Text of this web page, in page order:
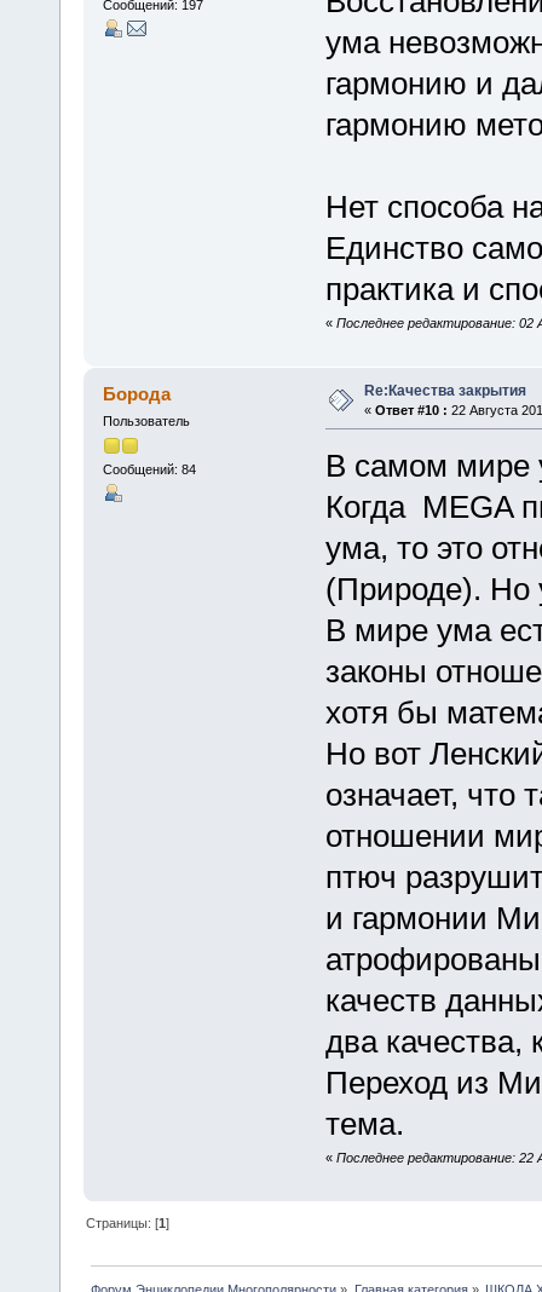
Сообщений: 197
ума
гармонию и
гармонию
Нет способа
Единство
практика и
« Последнее редактирование: 02
Борода
Пользователь
Сообщений: 84
Re:Качества закрытия
« Ответ #10 : 22 Августа
В самом мире
Когда MEGA
ума, то это
(Природе). Но
В мире ума
законы
хотя бы
Но вот
означает, что
отношении
птюч
и гармонии
качеств
два
Переход из
тема.
« Последнее редактирование: 22
Страницы: [1]